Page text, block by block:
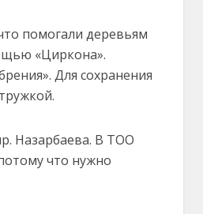
помогали деревьям
«Циркона».
Для сохранения
Назарбаева. В ТОО
что нужно